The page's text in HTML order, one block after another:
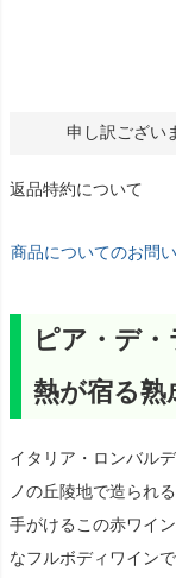
申し訳ござい
返品特約について
商品についてのお問
ピア・デ
熱が宿る熟
イタリア・ロンバル
ノの丘陵地で造られ
手がけるこの赤ワイ
なフルボディワインで